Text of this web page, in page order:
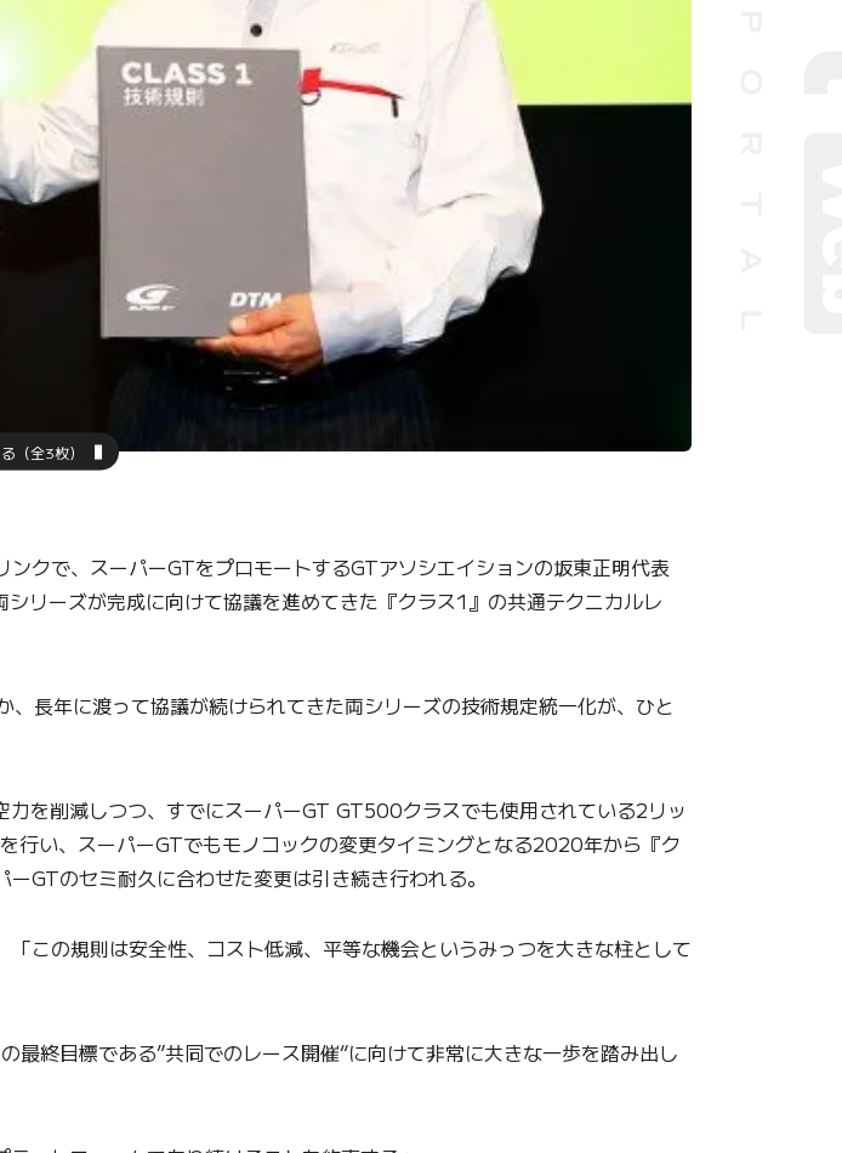
（全3枚）
クで、スーパーGTをプロモートするGTアソシエイションの坂東正明代表
リーズが完成に向けて協議を進めてきた『クラス1』の共通テクニカルレ
長年に渡って協議が続けられてきた両シリーズの技術規定統一化が、ひと
を削減しつつ、すでにスーパーGT GT500クラスでも使用されている2リッ
い、スーパーGTでもモノコックの変更タイミングとなる2020年から『ク
GTのセミ耐久に合わせた変更は引き続き行われる。
この規則は安全性、コスト低減、平等な機会というみっつを大きな柱として
終目標である”共同でのレース開催“に向けて非常に大きな一歩を踏み出し